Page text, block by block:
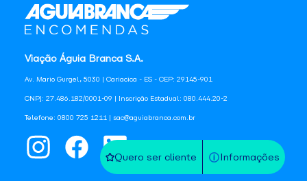
Quero ser cliente Informações
Viação Águia Branca S.A.
Av. Mario Gurgel, 5030 | Cariacica - ES - CEP: 29145-901
CNPJ: 27.486.182/0001-09 | Inscrição Estadual: 080.444.20-2
Telefone: 0800 725 1211 | sac@aguiabranca.com.br